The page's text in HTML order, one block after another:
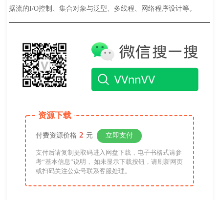
据流的I/O控制、集合对象与泛型、多线程、网络程序设计等。
资源下载
付费资源价格 2 元 立即支付
支付后请复制提取码进入网盘下载，电子书格式请参
考“基本信息”说明， 如未显示下载按钮，请刷新网页
或扫码关注公众号联系客服处理。